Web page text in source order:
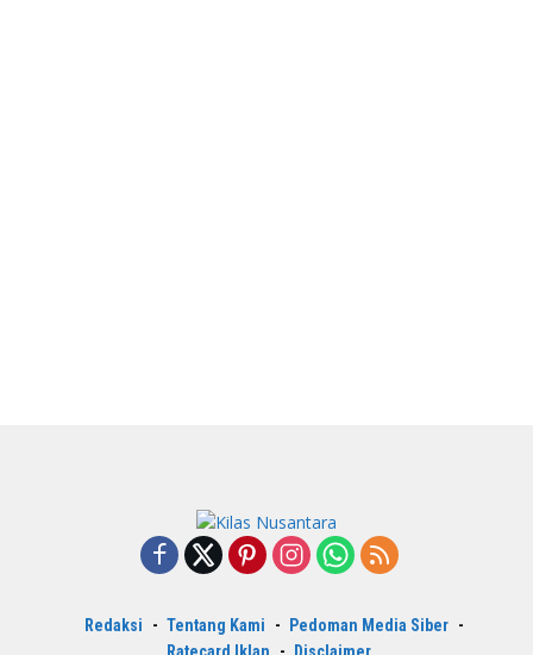
Redaksi Tentang Kami
Pedoman Media Siber
Ratecard Iklan
Disclaimer